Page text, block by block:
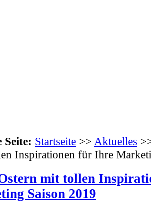
Seite: Startseite >> Aktuelles
Inspirationen für Ihre
mit tollen
Saison 2019